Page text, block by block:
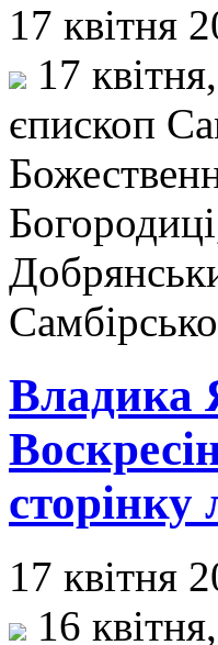
17 квітня
17
єпископ
Владика
сторінку
17 квітня
16